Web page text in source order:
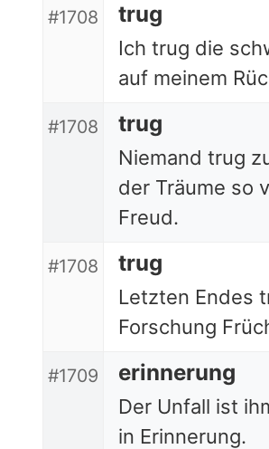
#1708 trug
Ich trug die
auf meinem
#1708 trug
Niemand trug
der Träume so
Freud.
#1708 trug
Letzten Endes
Forschung
#1709 erinnerung
Der Unfall ist
in Erinnerung.